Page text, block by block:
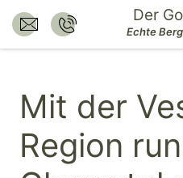
Zum
Inhalt
springen.
Hauptmenü
springen.
Zum
Footer
E-Mail senden an:
hotel@dergollinger.at
Nummer anrufen:
+43 6541 7292
Der
Echte
Mit der
Region